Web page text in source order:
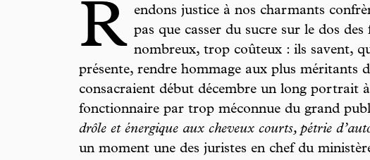
R endons justice à nos charmants
pas que casser du sucre sur le dos
nombreux, trop coûteux : ils savent,
présente, rendre hommage aux plus méritants
consacraient début décembre un long portrait
fonctionnaire par trop méconnue du grand
drôle et énergique aux cheveux courts, pétrie
un moment une des juristes en chef du